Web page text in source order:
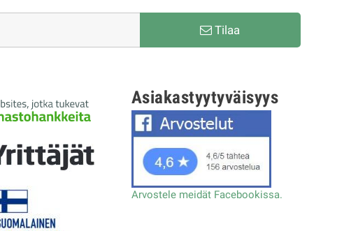
Tilaa
Asiakastyytyväisyys
Arvostele meidät Facebookissa.